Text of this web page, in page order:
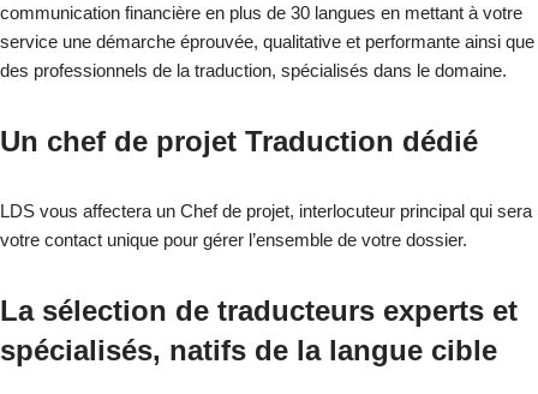
communication financière en plus de 30 langues en mettant à votre
service une démarche éprouvée, qualitative et performante ainsi que
des professionnels de la traduction, spécialisés dans le domaine.
Un chef de projet Traduction dédié
LDS vous affectera un Chef de projet, interlocuteur principal qui sera
votre contact unique pour gérer l’ensemble de votre dossier.
La sélection de traducteurs experts et
spécialisés, natifs de la langue cible